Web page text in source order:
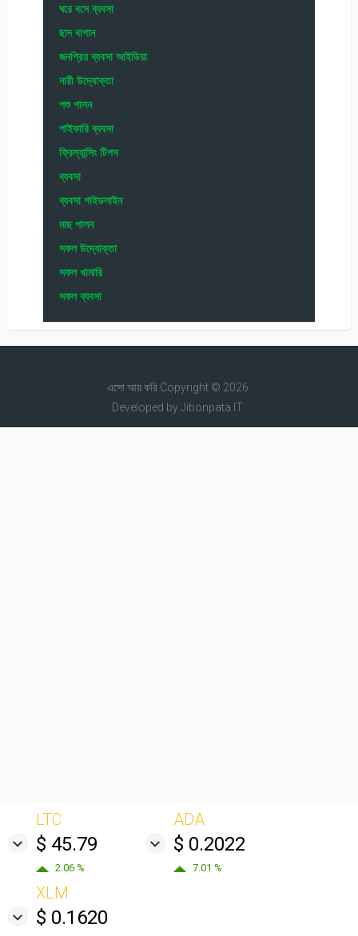
ঘরে বসে ব্যবসা
ছাদ বাগান
জনপ্রিয় ব্যবসা আইডিয়া
নারী উদ্যোক্তা
পশু পালন
পাইকারি ব্যবসা
ফ্রিল্যান্সিং টিপস
ব্যবসা
ব্যবসা গাইডলাইন
মাছ পালন
সফল উদ্যোক্তা
সফল খামারি
সফল ব্যবসা
এসো আয় করিCopyright © 2026.
Developed byJibonpata IT
LTC
$ 45.79
2.06 %
ADA
$ 0.2022
7.01 %
XLM
$ 0.1620